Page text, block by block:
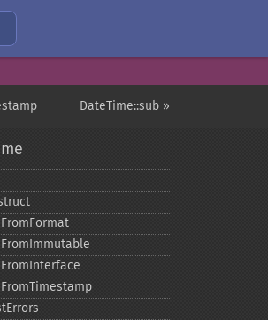
DateTime::sub »